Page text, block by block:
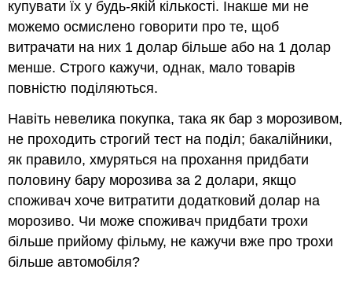
купувати їх у будь-якій кількості. Інакше ми не
можемо осмислено говорити про те, щоб
витрачати на них 1 долар більше або на 1 долар
менше. Строго кажучи, однак, мало товарів
повністю поділяються.
Навіть невелика покупка, така як бар з морозивом,
не проходить строгий тест на поділ; бакалійники,
як правило, хмуряться на прохання придбати
половину бару морозива за 2 долари, якщо
споживач хоче витратити додатковий долар на
морозиво. Чи може споживач придбати трохи
більше прийому фільму, не кажучи вже про трохи
більше автомобіля?